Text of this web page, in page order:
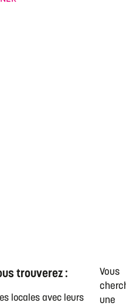
trouverez :
locales avec leurs
Vous
une